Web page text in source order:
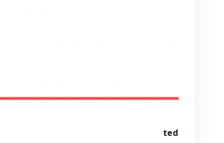
teď